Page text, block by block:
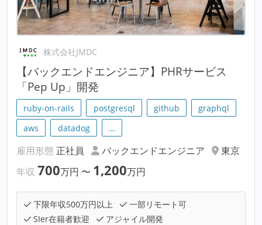
株式会社JMDC
【バックエンドエンジニア】PHRサービス
「Pep Up」開発
ruby-on-rails postgresql github
graphql
aws
datadog …
雇用形態 正社員 バックエンドエンジニア
東京
年収 700万円 〜 1,200万円
下限年収500万円以上
一部リモート可
SIer在籍者歓迎
アジャイル開発